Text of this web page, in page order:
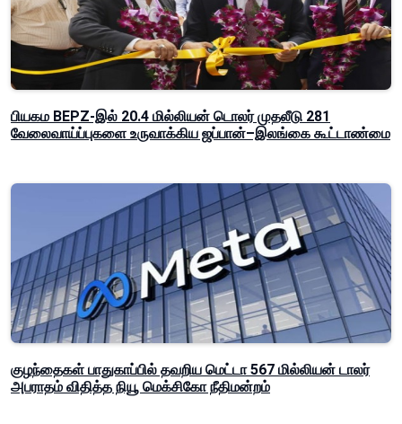
பியகம BEPZ-இல் 20.4 மில்லியன் டொலர் முதலீடு 281
வேலைவாய்ப்புகளை உருவாக்கிய ஜப்பான்–இலங்கை கூட்டாண்மை
குழந்தைகள் பாதுகாப்பில் தவறிய மெட்டா 567 மில்லியன் டாலர்
அபராதம் விதித்த நியூ மெக்சிகோ நீதிமன்றம்